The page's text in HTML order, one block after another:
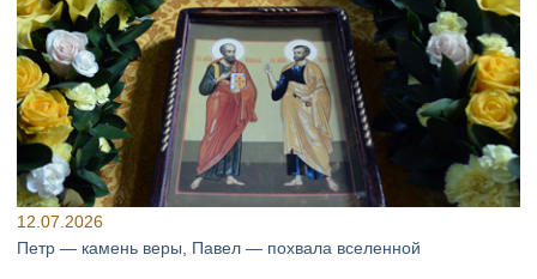
12.07.2026
Петр — камень веры, Павел — похвала вселенной